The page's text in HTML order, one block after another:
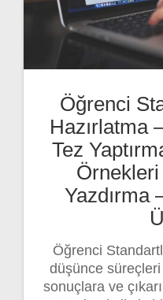
Öğrenci
Hazırlatma
Tez
Yazdırma
Öğrenci
düşünce süreçleri
sonuçlara ve